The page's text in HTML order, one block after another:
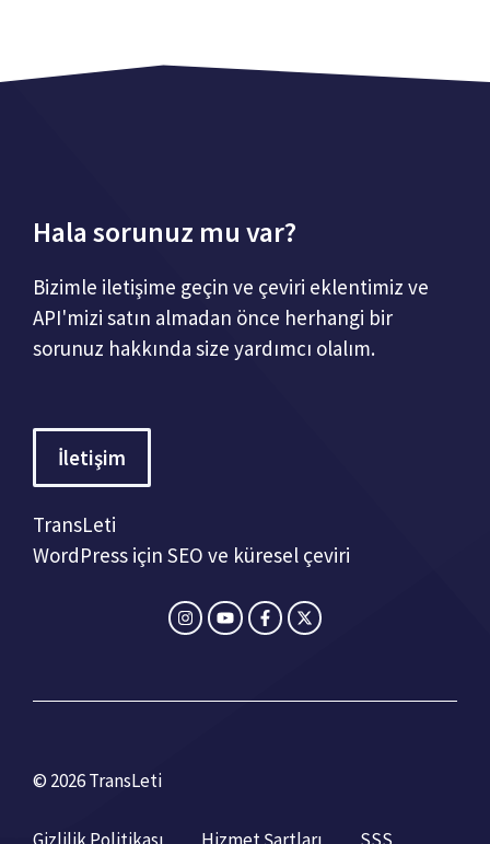
Hala sorunuz mu var?
Bizimle iletişime geçin ve çeviri eklentimiz ve
API'mizi satın almadan önce herhangi bir
sorunuz hakkında size yardımcı olalım.
İletişim
TransLeti
WordPress için SEO ve küresel çeviri
© 2026 TransLeti